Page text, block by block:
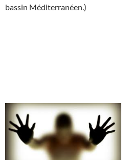
bassin Méditerranéen.)